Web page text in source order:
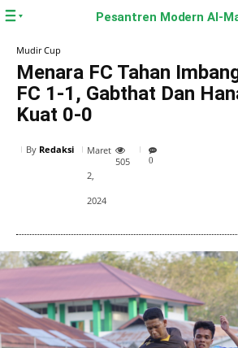
Pesantren Modern Al-
Mudir Cup
Menara FC Tahan
FC 1-1, Gabthat Dan
Kuat 0-0
By Redaksi Maret
2,
2024
505 0